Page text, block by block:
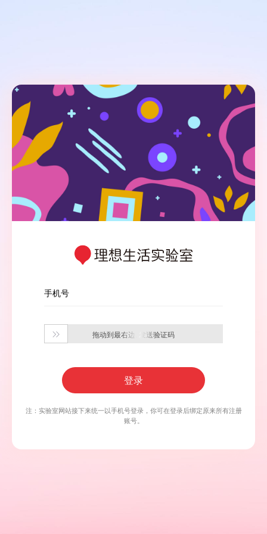
手机号
 拖动到最右边, 发送验证码
登录
注：实验室网站接下来统一以手机号登录，你可在登录后绑定原来所有注册
账号。